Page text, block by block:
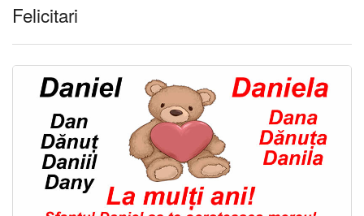
Felicitari